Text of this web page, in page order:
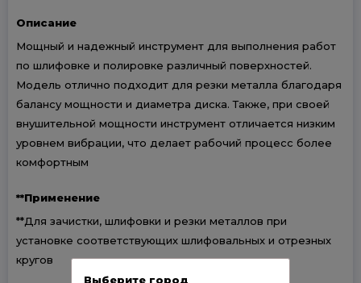
Описание
Мощный и надежный инструмент для выполнения работ
по шлифовке и полировке различный поверхностей.
Модель отлично подходит для резки металла благодаря
балансу мощности и диаметра диска. Также, при своей
внушительной мощности инструмент отличается низким
уровнем вибрации, что делает рабочий процесс более
комфортным
**Применение
**Для зачистки, шлифовки и резки металлов при
установке соответствующих шлифовальных и отрезных
кругов
Выберите город